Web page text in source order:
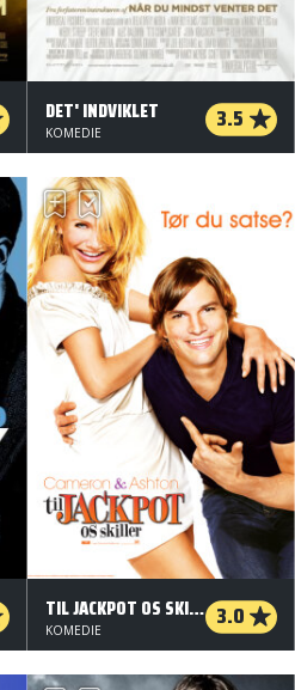
DET' INDVIKLET 3.5
KOMEDIE
TIL JACKPOT OS SKILLER 3.0
KOMEDIE